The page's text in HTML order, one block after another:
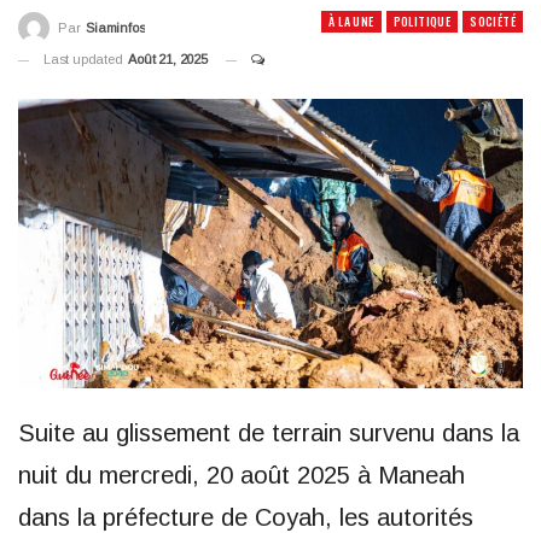
À LA UNE POLITIQUE SOCIÉTÉ
Par Siaminfos
Last updated Août 21, 2025
Suite au glissement de terrain survenu dans la
nuit du mercredi, 20 août 2025 à Maneah
dans la préfecture de Coyah, les autorités